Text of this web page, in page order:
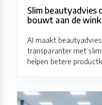
Slim beautyadvies
bouwt aan de
AI maakt
transparanter met
helpen betere